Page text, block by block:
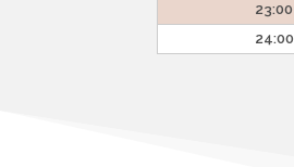
23:00
24:00